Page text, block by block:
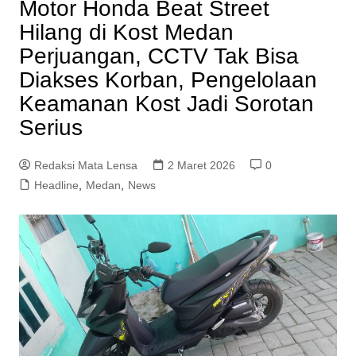
Motor Honda Beat Street
Hilang di Kost Medan
Perjuangan, CCTV Tak Bisa
Diakses Korban, Pengelolaan
Keamanan Kost Jadi Sorotan
Serius
Redaksi Mata Lensa 2 Maret 2026
0
Headline
Medan News